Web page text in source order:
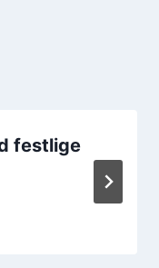
festlige